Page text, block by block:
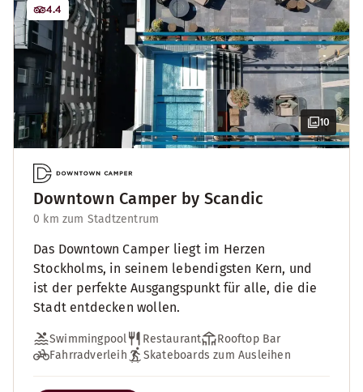
10
4.4
Downtown Camper by Scandic
0 km zum Stadtzentrum
Das Downtown Camper liegt im Herzen
Stockholms, in seinem lebendigsten Kern, und
ist der perfekte Ausgangspunkt für alle, die die
Stadt entdecken wollen.
Swimmingpool Restaurant
Rooftop Bar
Fahrradverleih
Skateboards zum Ausleihen